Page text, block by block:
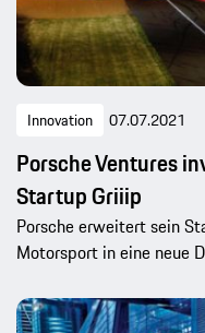
Innovation 07.07.2021
Porsche Ventures
Startup Griiip
Porsche erweitert sein
Motorsport in eine neue